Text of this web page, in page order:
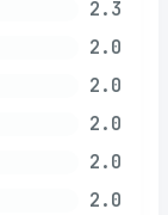
2.3
2.0
2.0
2.0
2.0
2.0